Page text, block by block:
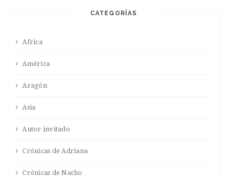
CATEGORÍAS
Africa
América
Aragón
Asia
Autor invitado
Crónicas de Adriana
Crónicas de Nacho